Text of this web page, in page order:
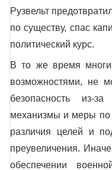
Рузвельт
по существу, спас
политический курс.
В то же время
возможностями, не
безопасность из-
механизмы и меры по
различия целей и
преувеличения.
обеспечении